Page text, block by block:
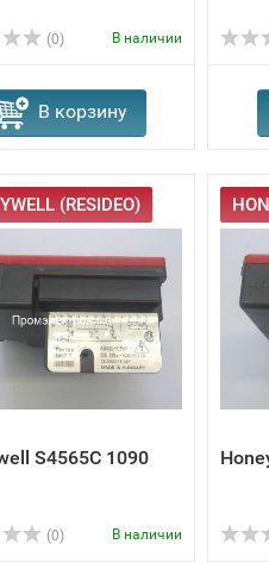
(0) В наличии
В корзину
(RESIDEO)
S4565C 1090
(0) В наличии